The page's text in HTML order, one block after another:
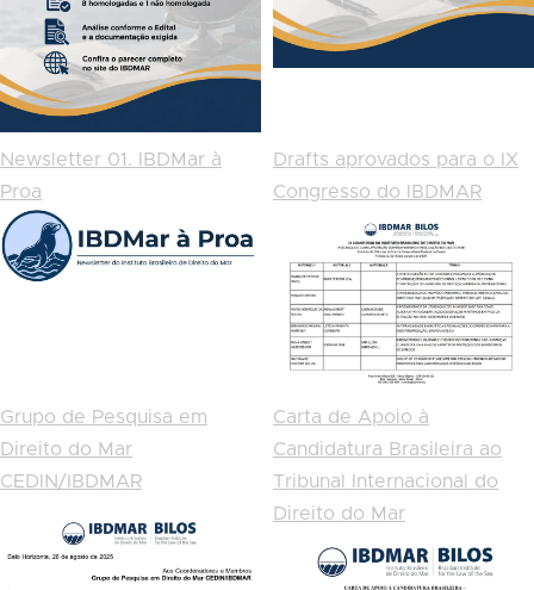
Newsletter 01. IBDMar à
Proa
Drafts aprovados para o IX
Congresso do IBDMAR
Grupo de Pesquisa em
Direito do Mar
CEDIN/IBDMAR
Carta de Apoio à
Candidatura Brasileira ao
Tribunal Internacional do
Direito do Mar